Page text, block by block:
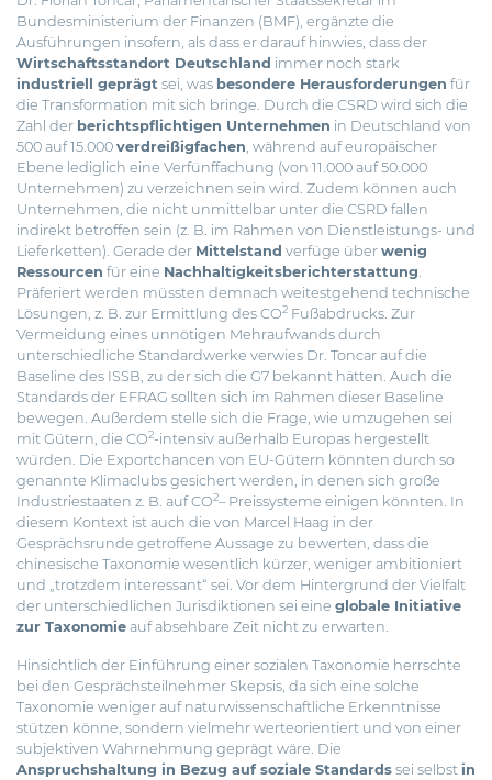
Bundesministerium der Finanzen (BMF), ergänzte die
Ausführungen insofern, als dass er darauf hinwies, dass der
Wirtschaftsstandort Deutschland immer noch stark
industriell geprägt sei, was besondere Herausforderungen für
die Transformation mit sich bringe. Durch die CSRD wird sich die
Zahl der berichtspflichtigen Unternehmen in Deutschland von
500 auf 15.000 verdreißigfachen, während auf europäischer
Ebene lediglich eine Verfünffachung (von 11.000 auf 50.000
Unternehmen) zu verzeichnen sein wird. Zudem können auch
Unternehmen, die nicht unmittelbar unter die CSRD fallen
indirekt betroffen sein (z. B. im Rahmen von Dienstleistungs- und
Lieferketten). Gerade der Mittelstand verfüge über wenig
Ressourcen für eine Nachhaltigkeitsberichterstattung.
Präferiert werden müssten demnach weitestgehend technische
Lösungen, z. B. zur Ermittlung des CO2 Fußabdrucks. Zur
Vermeidung eines unnötigen Mehraufwands durch
unterschiedliche Standardwerke verwies Dr. Toncar auf die
Baseline des ISSB, zu der sich die G7 bekannt hätten. Auch die
Standards der EFRAG sollten sich im Rahmen dieser Baseline
bewegen. Außerdem stelle sich die Frage, wie umzugehen sei
mit Gütern, die CO2-intensiv außerhalb Europas hergestellt
würden. Die Exportchancen von EU-Gütern könnten durch so
genannte Klimaclubs gesichert werden, in denen sich große
Industriestaaten z. B. auf CO2– Preissysteme einigen könnten. In
diesem Kontext ist auch die von Marcel Haag in der
Gesprächsrunde getroffene Aussage zu bewerten, dass die
chinesische Taxonomie wesentlich kürzer, weniger ambitioniert
und „trotzdem interessant“ sei. Vor dem Hintergrund der Vielfalt
der unterschiedlichen Jurisdiktionen sei eine globale Initiative
zur Taxonomie auf absehbare Zeit nicht zu erwarten.
Hinsichtlich der Einführung einer sozialen Taxonomie herrschte
bei den Gesprächsteilnehmer Skepsis, da sich eine solche
Taxonomie weniger auf naturwissenschaftliche Erkenntnisse
stützen könne, sondern vielmehr werteorientiert und von einer
subjektiven Wahrnehmung geprägt wäre. Die
Anspruchshaltung in Bezug auf soziale Standards sei selbst in